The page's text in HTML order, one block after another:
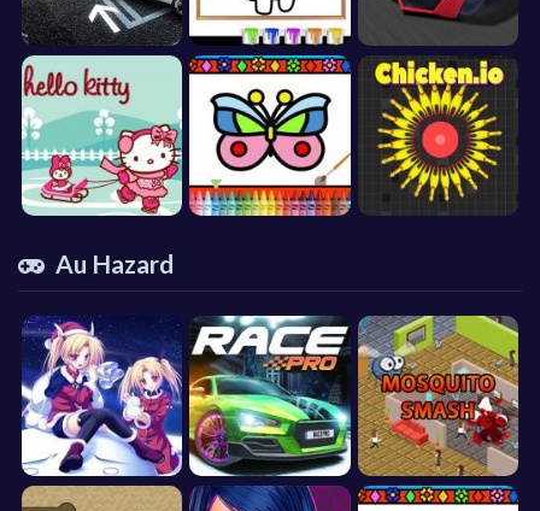
Au Hazard